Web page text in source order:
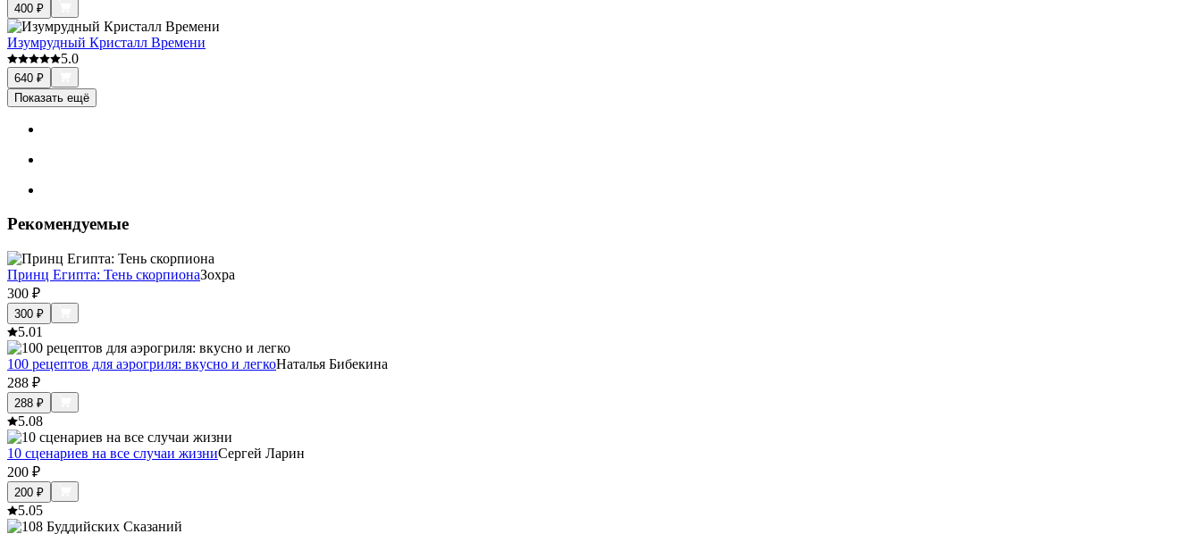
400 ₽
Изумрудный Кристалл Времени
5.0
640 ₽
Показать ещё
Рекомендуемые
Принц Египта: Тень скорпионаЗохра
300 ₽
300 ₽
5.01
100 рецептов для аэрогриля: вкусно и легкоНаталья Бибекина
288 ₽
288 ₽
5.08
10 сценариев на все случаи жизниСергей Ларин
200 ₽
200 ₽
5.05